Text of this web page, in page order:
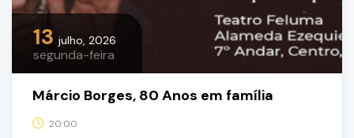
13 julho, 2026
segunda-feira
Márcio Borges, 80 Anos em família
20:00